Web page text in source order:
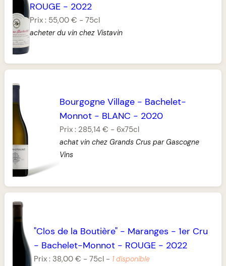
ROUGE- 2022
Prix : 55,00 € - 75cl
acheter du vin chez Vistavin
Bourgogne Village - Bachelet-
Monnot - BLANC - 2020
Prix : 285,14 € - 6x75cl
achat vin chez Grands Crus par Gascogne
Vins
"Clos de la Boutière" - Maranges -1er Cru
- Bachelet-Monnot - ROUGE - 2022
Prix : 38,00 € -75cl - 1 disponible